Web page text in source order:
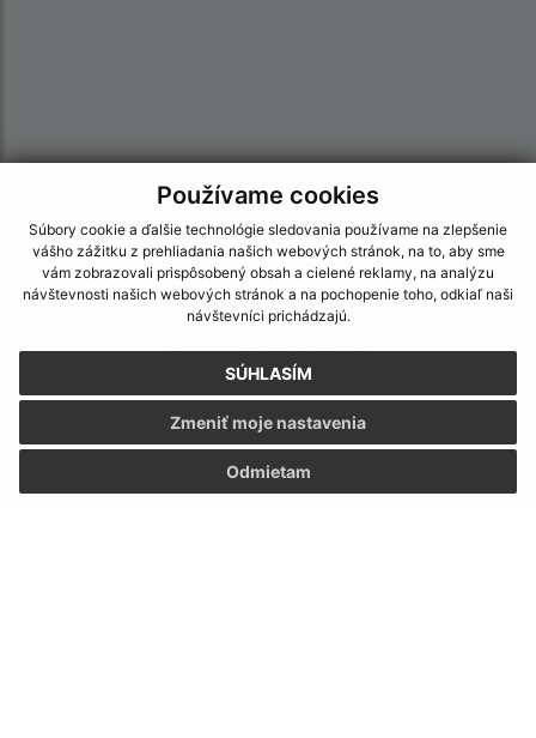
Používame cookies
Súbory cookie a ďalšie technológie sledovania používame na zlepšenie
vášho zážitku z prehliadania našich webových stránok, na to, aby sme
vám zobrazovali prispôsobený obsah a cielené reklamy, na analýzu
návštevnosti našich webových stránok a na pochopenie toho, odkiaľ naši
návštevníci prichádzajú.
SÚHLASÍM
Odmietam
Zmeniť moje nastavenia
Informácie o stránke:
Vyhlásenie o prístupnosti
Autorské práva
Ochrana osobných údajov
Navigácia:
Vytlačiť aktuálnu stránku